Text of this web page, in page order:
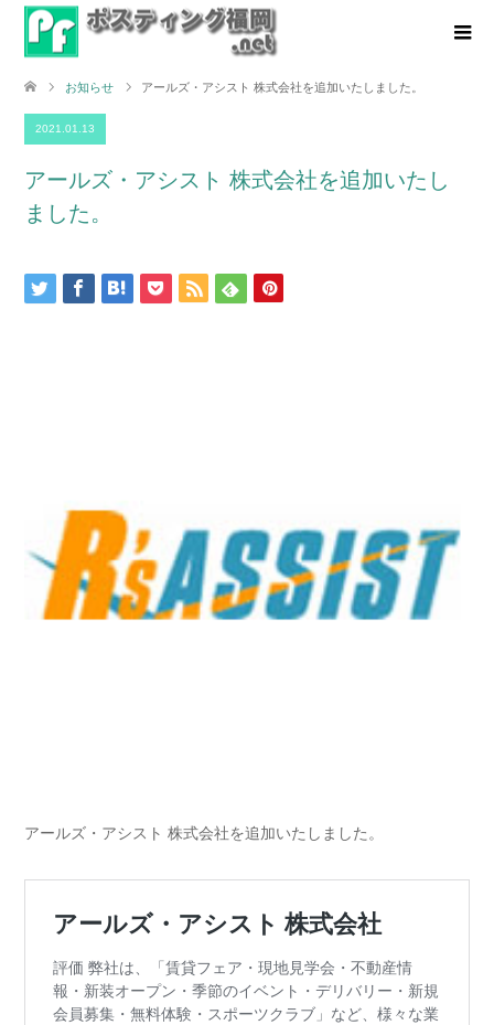
お知らせ アールズ・アシスト 株式会社を追加いたしました。
2021.01.13
アールズ・アシスト 株式会社を追加いたし
ました。
アールズ・アシスト 株式会社を追加いたしました。